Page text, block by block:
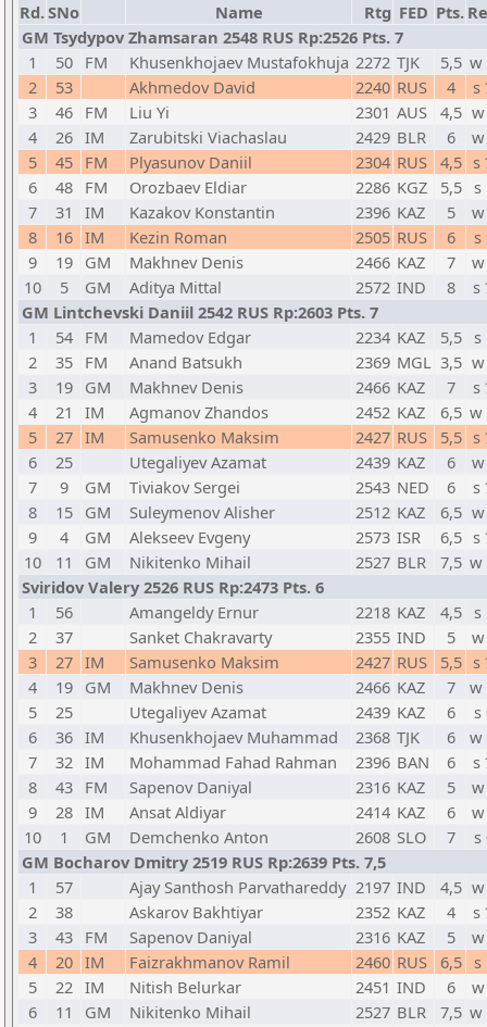
Rd.SNo Name Rtg FED Pts.
GM Tsydypov Zhamsaran 2548 RUS Rp:2526 Pts. 7
1
50 FM Khusenkhojaev Mustafokhuja 2272 TJK 5,5 w
2
53 Akhmedov David 2240 RUS 4
s
3
46 FM Liu Yi 2301 AUS 4,5
4
26 IM Zarubitski Viachaslau 2429 BLR 6
5
45 FM Plyasunov Daniil 2304 RUS 4,5 s
6
48 FM Orozbaev Eldiar 2286 KGZ 5,5 s
7
31 IM Kazakov Konstantin 2396 KAZ 5
8
16 IM Kezin Roman 2505 RUS 6
s
9
19 GM Makhnev Denis 2466 KAZ 7
10
5 GM Aditya Mittal 2572 IND 8
s
GM Lintchevski Daniil 2542 RUS Rp:2603 Pts. 7
1
54 FM Mamedov Edgar 2234 KAZ 5,5
s
2
35 FM Anand Batsukh 2369 MGL 3,5
3
19 GM Makhnev Denis 2466 KAZ 7
s
4
21 IM Agmanov Zhandos 2452 KAZ 6,5 w
5
27 IM Samusenko Maksim 2427 RUS 5,5 s
6
25 Utegaliyev Azamat 2439 KAZ 6
7
9 GM Tiviakov Sergei 2543 NED 6
s
8
15 GM Suleymenov Alisher 2512 KAZ 6,5
9
4 GM Alekseev Evgeny 2573 ISR 6,5 s
10
11 GM Nikitenko Mihail 2527 BLR 7,5 w
Sviridov Valery 2526 RUS Rp:2473 Pts. 6
1
56 Amangeldy Ernur 2218 KAZ 4,5
s
2
37 Sanket Chakravarty 2355 IND 5
3
27 IM Samusenko Maksim 2427 RUS 5,5 s
4
19 GM Makhnev Denis 2466 KAZ 7
w
5
25 Utegaliyev Azamat 2439 KAZ 6
s
6
36 IM Khusenkhojaev Muhammad 2368 TJK 6
w
7
32 IM Mohammad Fahad Rahman 2396 BAN 6
s
8
43 FM Sapenov Daniyal 2316 KAZ 5
9
28 IM Ansat Aldiyar 2414 KAZ 6
10
1 GM Demchenko Anton 2608 SLO 7
s
GM Bocharov Dmitry 2519 RUS Rp:2639 Pts. 7,5
1
57 Ajay Santhosh Parvathareddy 2197 IND 4,5
2
38 Askarov Bakhtiyar 2352 KAZ 4
s
3
43 FM Sapenov Daniyal 2316 KAZ 5
4
20 IM Faizrakhmanov Ramil 2460 RUS 6,5 s
5
22 IM Nitish Belurkar 2451 IND 6
6
11 GM Nikitenko Mihail 2527 BLR 7,5 w